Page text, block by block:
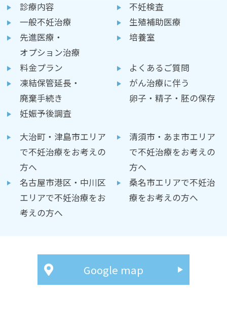
診療内容
不妊検査
一般不妊治療
生殖補助医療
先進医療・
オプション治療
培養室
料金プラン
よくあるご質問
凍結保管延長・
廃棄手続き
がん治療に伴う
卵子・精子・胚の保存
妊娠予後調査
大治町・津島市エリア
で不妊治療をお考えの
方へ
清須市・あま市エリア
で不妊治療をお考えの
方へ
名古屋市港区・中川区
エリアで不妊治療をお
考えの方へ
桑名市エリアで不妊治
療をお考えの方へ
Google map